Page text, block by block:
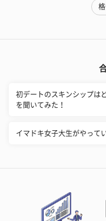
初デートのスキンシップは
を聞いてみた！
イマドキ女子大生がやって